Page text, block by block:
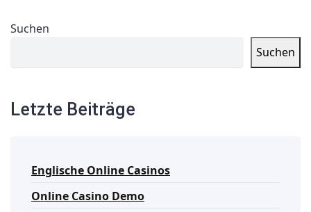
Suchen
Suchen
Letzte Beiträge
Englische Online Casinos
Online Casino Demo